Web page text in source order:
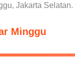
Jakarta Selatan.
Minggu